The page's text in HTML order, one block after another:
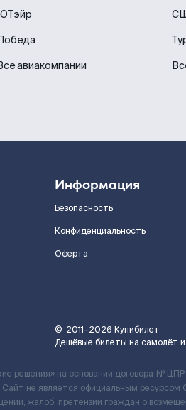
авиакомпании
Информация
Безопасность
Конфиденциальность
Оферта
© 2011–2026 Купибилет
Дешёвые билеты на самолёт и
решения» на основании договора №
не является официальным
жалоб, претензий граждан о